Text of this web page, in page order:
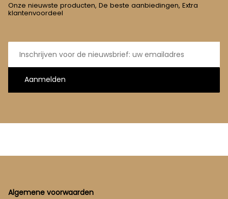
Onze nieuwste producten, De beste aanbiedingen, Extra
klantenvoordeel
E-
mailadres
Aanmelden
Footer
Algemene voorwaarden